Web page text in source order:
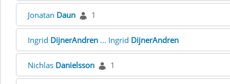
Jonatan Daun 1
Ingrid DijnerAndren ... Ingrid DijnerAndren
Nichlas Danielsson 1